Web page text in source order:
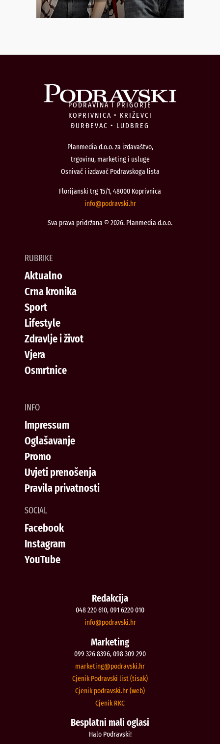
PODRAVINA I PRIGORJE
KOPRIVNICA • KRIŽEVCI
ĐURĐEVAC • LUDBREG
Planmedia d.o.o. za izdavaštvo,
trgovinu, marketing i usluge
Osnivač i izdavač Podravskoga lista
Florijanski trg 15/1, 48000 Koprivnica
rh.iksvardop
@ofni
Sva prava pridržana © 2026. Planmedia d.o.o.
RUBRIKE
Aktualno
Crna kronika
Sport
Lifestyle
Zdravlje i život
Vjera
Osmrtnice
INFO
Impressum
Oglašavanje
Promo
Uvjeti prenošenja
Pravila privatnosti
SOCIAL
Facebook
Instagram
YouTube
Redakcija
048 220 610, 091 6220 010
rh.iksvardop
@ofni
Marketing
099 326 8396, 098 309 290
rh.iksvardop
@gnitekram
Cjenik Podravski list (tisak)
Cjenik podravski.hr (web)
Cjenik RKC
Besplatni mali oglasi
Halo Podravski!